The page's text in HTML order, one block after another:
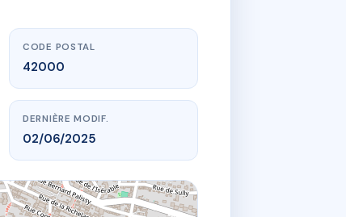
CODE POSTAL
42000
DERNIÈRE MODIF.
02/06/2025